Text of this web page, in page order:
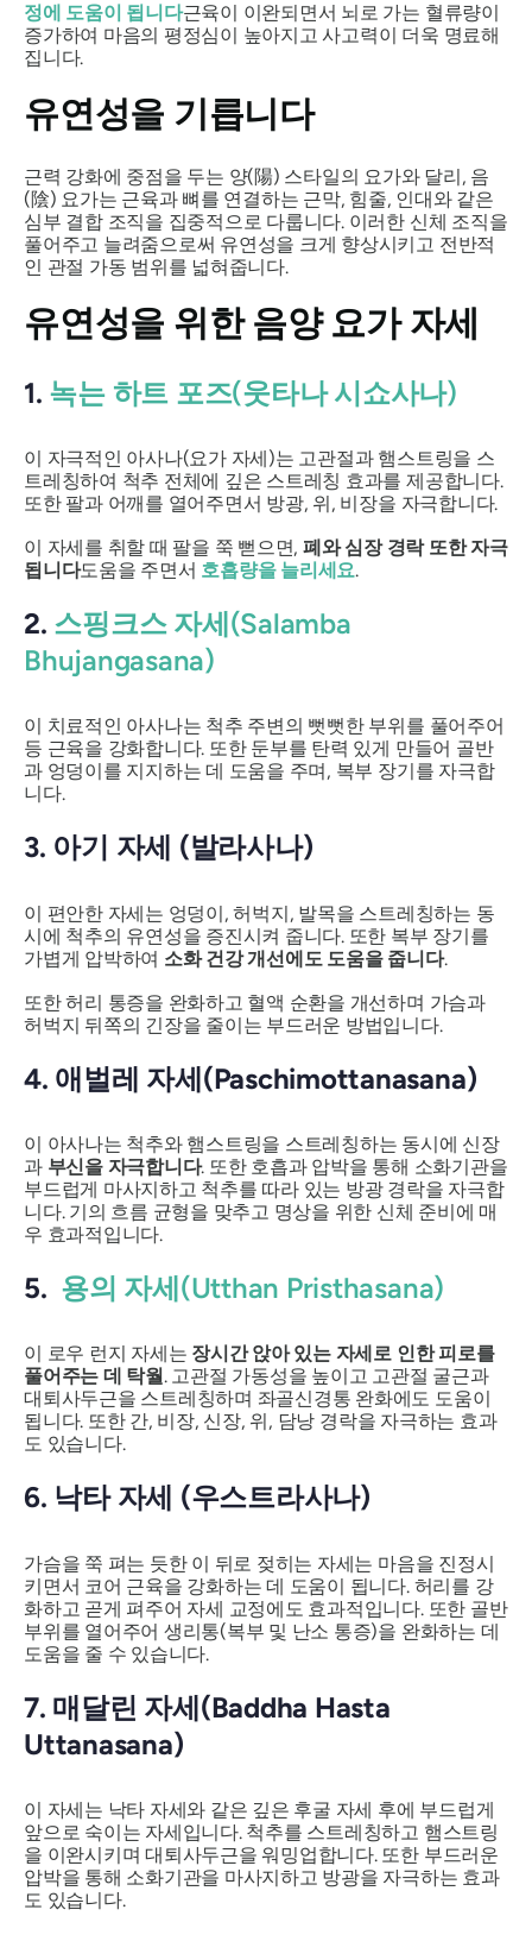
정에 도움이 됩니다근육이 이완되면서 뇌로 가는 혈류량이
증가하여 마음의 평정심이 높아지고 사고력이 더욱 명료해
집니다.
유연성을 기릅니다
근력 강화에 중점을 두는 양(陽) 스타일의 요가와 달리, 음
(陰) 요가는 근육과 뼈를 연결하는 근막, 힘줄, 인대와 같은
심부 결합 조직을 집중적으로 다룹니다. 이러한 신체 조직을
풀어주고 늘려줌으로써 유연성을 크게 향상시키고 전반적
인 관절 가동 범위를 넓혀줍니다.
유연성을 위한 음양 요가 자세
1. 녹는 하트 포즈(웃타나 시쇼사나)
이 자극적인 아사나(요가 자세)는 고관절과 햄스트링을 스
트레칭하여 척추 전체에 깊은 스트레칭 효과를 제공합니다.
또한 팔과 어깨를 열어주면서 방광, 위, 비장을 자극합니다.
이 자세를 취할 때 팔을 쭉 뻗으면, 폐와 심장 경락 또한 자극
됩니다도움을 주면서 호흡량을 늘리세요.
2. 스핑크스 자세(Salamba
Bhujangasana)
이 치료적인 아사나는 척추 주변의 뻣뻣한 부위를 풀어주어
등 근육을 강화합니다. 또한 둔부를 탄력 있게 만들어 골반
과 엉덩이를 지지하는 데 도움을 주며, 복부 장기를 자극합
니다.
3. 아기 자세 (발라사나)
이 편안한 자세는 엉덩이, 허벅지, 발목을 스트레칭하는 동
시에 척추의 유연성을 증진시켜 줍니다. 또한 복부 장기를
가볍게 압박하여 소화 건강 개선에도 도움을 줍니다.
또한 허리 통증을 완화하고 혈액 순환을 개선하며 가슴과
허벅지 뒤쪽의 긴장을 줄이는 부드러운 방법입니다.
4. 애벌레 자세(Paschimottanasana)
이 아사나는 척추와 햄스트링을 스트레칭하는 동시에 신장
과 부신을 자극합니다. 또한 호흡과 압박을 통해 소화기관을
부드럽게 마사지하고 척추를 따라 있는 방광 경락을 자극합
니다. 기의 흐름 균형을 맞추고 명상을 위한 신체 준비에 매
우 효과적입니다.
5. 용의 자세(Utthan Pristhasana)
이 로우 런지 자세는 장시간 앉아 있는 자세로 인한 피로를
풀어주는 데 탁월. 고관절 가동성을 높이고 고관절 굴근과
대퇴사두근을 스트레칭하며 좌골신경통 완화에도 도움이
됩니다. 또한 간, 비장, 신장, 위, 담낭 경락을 자극하는 효과
도 있습니다.
6. 낙타 자세 (우스트라사나)
가슴을 쭉 펴는 듯한 이 뒤로 젖히는 자세는 마음을 진정시
키면서 코어 근육을 강화하는 데 도움이 됩니다. 허리를 강
화하고 곧게 펴주어 자세 교정에도 효과적입니다. 또한 골반
부위를 열어주어 생리통(복부 및 난소 통증)을 완화하는 데
도움을 줄 수 있습니다.
7. 매달린 자세(Baddha Hasta
Uttanasana)
이 자세는 낙타 자세와 같은 깊은 후굴 자세 후에 부드럽게
앞으로 숙이는 자세입니다. 척추를 스트레칭하고 햄스트링
을 이완시키며 대퇴사두근을 워밍업합니다. 또한 부드러운
압박을 통해 소화기관을 마사지하고 방광을 자극하는 효과
도 있습니다.